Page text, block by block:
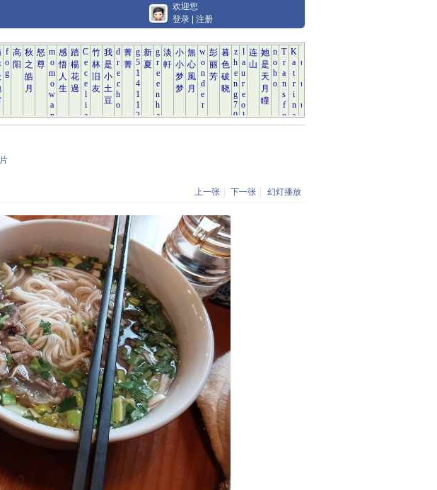
欢迎您
登录
注册
上一张 下一张 幻灯播放